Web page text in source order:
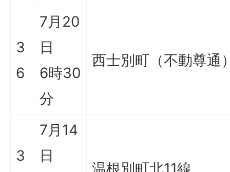
3
6
7月20
日
6時30
分
西士別町（不動尊通
3
7月14
日